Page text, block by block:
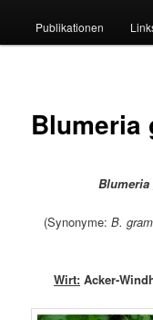
Publikationen
Blumeria
(Synonyme: B.
Wirt: Acker-